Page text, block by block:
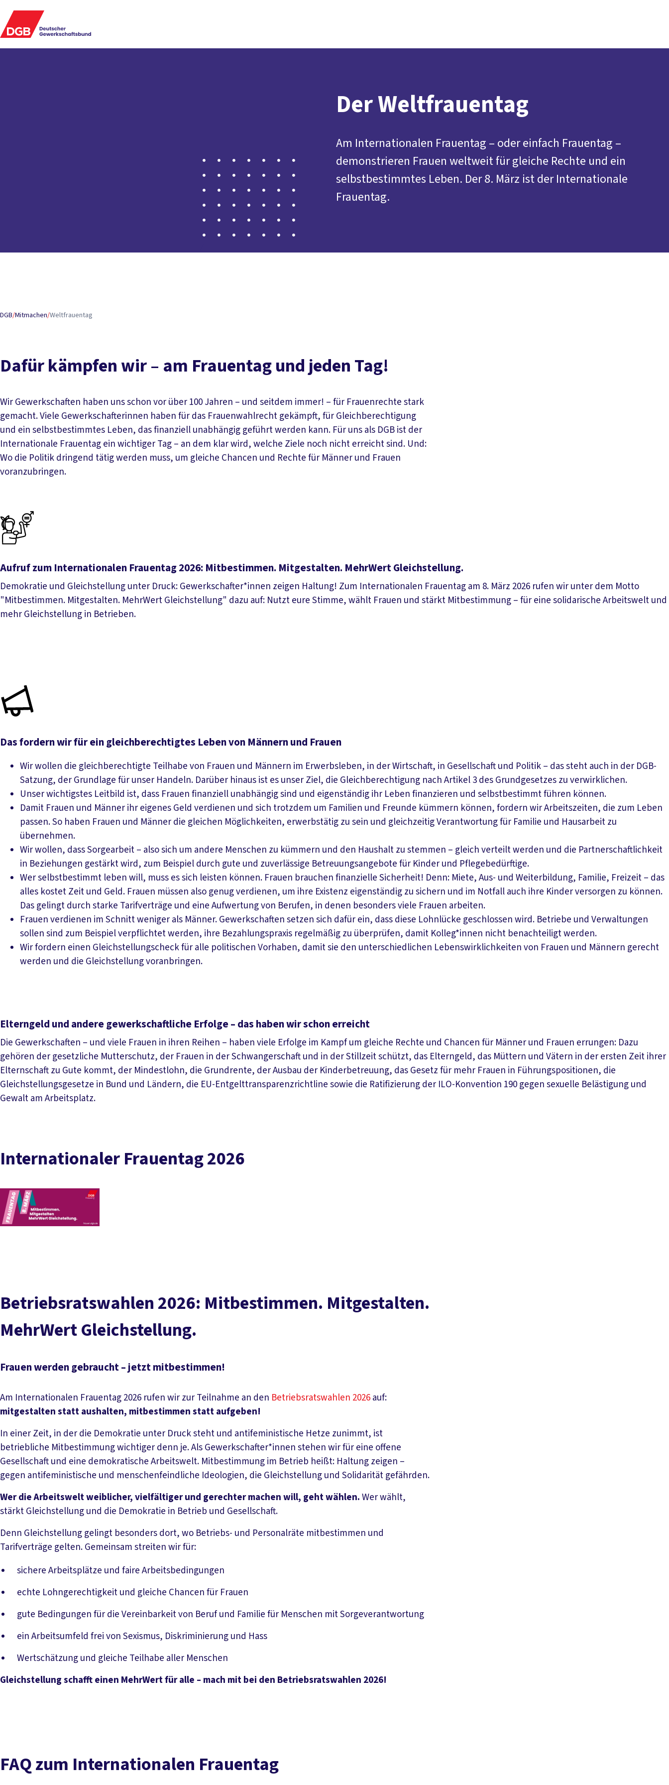
Der Weltfrauentag
Am Internationalen Frauentag – oder einfach Frauentag –
demonstrieren Frauen weltweit für gleiche Rechte und ein
selbstbestimmtes Leben. Der 8. März ist der Internationale
Frauentag.
DGB/Mitmachen/Weltfrauentag
Dafür kämpfen wir – am Frauentag und jeden Tag!
Wir Gewerkschaften haben uns schon vor über 100 Jahren – und seitdem immer! – für Frauenrechte stark
gemacht. Viele Gewerkschafterinnen haben für das Frauenwahlrecht gekämpft, für Gleichberechtigung
und ein selbstbestimmtes Leben, das finanziell unabhängig geführt werden kann. Für uns als DGB ist der
Internationale Frauentag ein wichtiger Tag – an dem klar wird, welche Ziele noch nicht erreicht sind. Und:
Wo die Politik dringend tätig werden muss, um gleiche Chancen und Rechte für Männer und Frauen
voranzubringen.
Aufruf zum Internationalen Frauentag 2026: Mitbestimmen. Mitgestalten. MehrWert Gleichstellung.
Demokratie und Gleichstellung unter Druck: Gewerkschafter*innen zeigen Haltung! Zum Internationalen Frauentag am 8. März 2026 rufen wir unter dem Motto
"Mitbestimmen. Mitgestalten. MehrWert Gleichstellung" dazu auf: Nutzt eure Stimme, wählt Frauen und stärkt Mitbestimmung – für eine solidarische Arbeitswelt und
mehr Gleichstellung in Betrieben.
Das fordern wir für ein gleichberechtigtes Leben von Männern und Frauen
Wir wollen die gleichberechtigte Teilhabe von Frauen und Männern im Erwerbsleben, in der Wirtschaft, in Gesellschaft und Politik – das steht auch in der DGB-
Satzung, der Grundlage für unser Handeln. Darüber hinaus ist es unser Ziel, die Gleichberechtigung nach Artikel 3 des Grundgesetzes zu verwirklichen.
Unser wichtigstes Leitbild ist, dass Frauen finanziell unabhängig sind und eigenständig ihr Leben finanzieren und selbstbestimmt führen können.
Damit Frauen und Männer ihr eigenes Geld verdienen und sich trotzdem um Familien und Freunde kümmern können, fordern wir Arbeitszeiten, die zum Leben
passen. So haben Frauen und Männer die gleichen Möglichkeiten, erwerbstätig zu sein und gleichzeitig Verantwortung für Familie und Hausarbeit zu
übernehmen.
Wir wollen, dass Sorgearbeit – also sich um andere Menschen zu kümmern und den Haushalt zu stemmen – gleich verteilt werden und die Partnerschaftlichkeit
in Beziehungen gestärkt wird, zum Beispiel durch gute und zuverlässige Betreuungsangebote für Kinder und Pflegebedürftige.
Wer selbstbestimmt leben will, muss es sich leisten können. Frauen brauchen finanzielle Sicherheit! Denn: Miete, Aus- und Weiterbildung, Familie, Freizeit – das
alles kostet Zeit und Geld. Frauen müssen also genug verdienen, um ihre Existenz eigenständig zu sichern und im Notfall auch ihre Kinder versorgen zu können.
Das gelingt durch starke Tarifverträge und eine Aufwertung von Berufen, in denen besonders viele Frauen arbeiten.
Frauen verdienen im Schnitt weniger als Männer. Gewerkschaften setzen sich dafür ein, dass diese Lohnlücke geschlossen wird. Betriebe und Verwaltungen
sollen sind zum Beispiel verpflichtet werden, ihre Bezahlungspraxis regelmäßig zu überprüfen, damit Kolleg*innen nicht benachteiligt werden.
Wir fordern einen Gleichstellungscheck für alle politischen Vorhaben, damit sie den unterschiedlichen Lebenswirklichkeiten von Frauen und Männern gerecht
werden und die Gleichstellung voranbringen.
Elterngeld und andere gewerkschaftliche Erfolge – das haben wir schon erreicht
Die Gewerkschaften – und viele Frauen in ihren Reihen – haben viele Erfolge im Kampf um gleiche Rechte und Chancen für Männer und Frauen errungen: Dazu
gehören der gesetzliche Mutterschutz, der Frauen in der Schwangerschaft und in der Stillzeit schützt, das Elterngeld, das Müttern und Vätern in der ersten Zeit ihrer
Elternschaft zu Gute kommt, der Mindestlohn, die Grundrente, der Ausbau der Kinderbetreuung, das Gesetz für mehr Frauen in Führungspositionen, die
Gleichstellungsgesetze in Bund und Ländern, die EU-Entgelttransparenzrichtline sowie die Ratifizierung der ILO-Konvention 190 gegen sexuelle Belästigung und
Gewalt am Arbeitsplatz.
Internationaler Frauentag 2026
Betriebsratswahlen 2026: Mitbestimmen. Mitgestalten.
MehrWert Gleichstellung.
Frauen werden gebraucht – jetzt mitbestimmen!
Am Internationalen Frauentag 2026 rufen wir zur Teilnahme an den Betriebsratswahlen 2026auf:
mitgestalten statt aushalten, mitbestimmen statt aufgeben!
In einer Zeit, in der die Demokratie unter Druck steht und antifeministische Hetze zunimmt, ist
betriebliche Mitbestimmung wichtiger denn je. Als Gewerkschafter*innen stehen wir für eine offene
Gesellschaft und eine demokratische Arbeitswelt. Mitbestimmung im Betrieb heißt: Haltung zeigen –
gegen antifeministische und menschenfeindliche Ideologien, die Gleichstellung und Solidarität gefährden.
Wer die Arbeitswelt weiblicher, vielfältiger und gerechter machen will, geht wählen.Wer wählt,
stärkt Gleichstellung und die Demokratie in Betrieb und Gesellschaft.
Denn Gleichstellung gelingt besonders dort, wo Betriebs- und Personalräte mitbestimmen und
Tarifverträge gelten. Gemeinsam streiten wir für:
sichere Arbeitsplätze und faire Arbeitsbedingungen
echte Lohngerechtigkeit und gleiche Chancen für Frauen
gute Bedingungen für die Vereinbarkeit von Beruf und Familie für Menschen mit Sorgeverantwortung
ein Arbeitsumfeld frei von Sexismus, Diskriminierung und Hass
Wertschätzung und gleiche Teilhabe aller Menschen
Gleichstellung schafft einen MehrWert für alle – mach mit bei den Betriebsratswahlen 2026!
FAQ zum Internationalen Frauentag